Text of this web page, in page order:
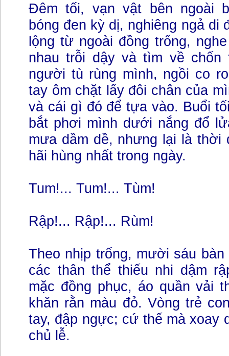
Đêm tối, vạn vật bên ngoài
bóng đen kỳ dị, nghiêng ngả di
lộng từ ngoài đồng trống,
nhau trỗi dậy và tìm về chốn
người tù rùng mình, ngồi co
tay ôm chặt lấy đôi chân của
và cái gì đó để tựa vào. Buổi
bắt phơi mình dưới nắng đổ
mưa dầm dề, nhưng lại là thời
hãi hùng nhất trong ngày.
Tum!... Tum!... Tùm!
Rập!... Rập!... Rùm!
Theo nhịp trống, mười sáu
các thân thể thiếu nhi dậm
mặc đồng phục, áo quần vải
khăn rằn màu đỏ. Vòng trẻ
tay, đập ngực; cứ thế mà xoay
chủ lễ.